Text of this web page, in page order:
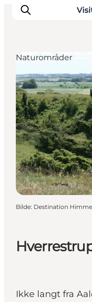
Inspirasjon
Reisemål
Aktiviteter
Overnatting
Planlegg
Ikke langt fra
Naturområder
Bilde: Destination